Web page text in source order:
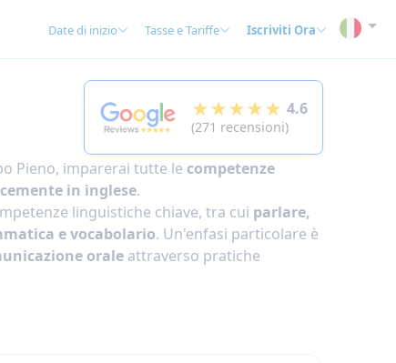
Date di inizio Tasse e Tariffe Iscriviti Ora
★★★★★ 4.6
(271 recensioni)
Pieno, imparerai tutte le competenze
in inglese.
linguistiche chiave, tra cui parlare,
e vocabolario. Un'enfasi particolare è
oraleattraverso pratiche